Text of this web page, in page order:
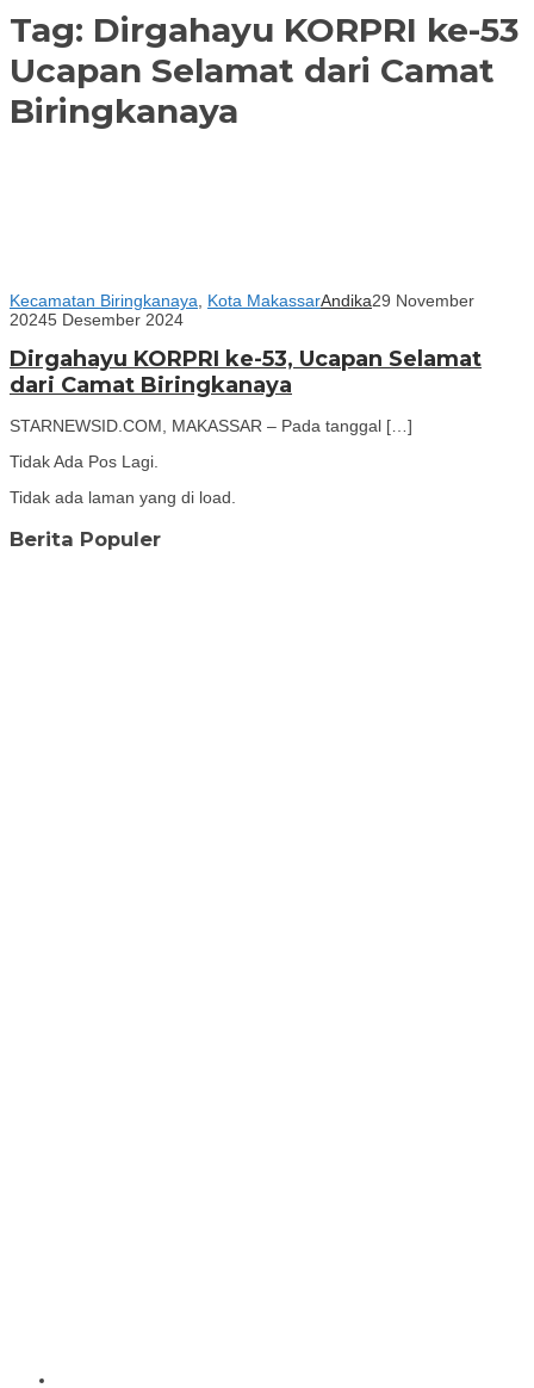
Tag: Dirgahayu KORPRI ke-53
Ucapan Selamat dari Camat
Biringkanaya
Kecamatan Biringkanaya Kota MakassarAndika29 November
20245 Desember 2024
Dirgahayu KORPRI ke-53, Ucapan Selamat
dari Camat Biringkanaya
STARNEWSID.COM, MAKASSAR – Pada tanggal […]
Tidak Ada Pos Lagi.
Tidak ada laman yang di load.
Berita Populer